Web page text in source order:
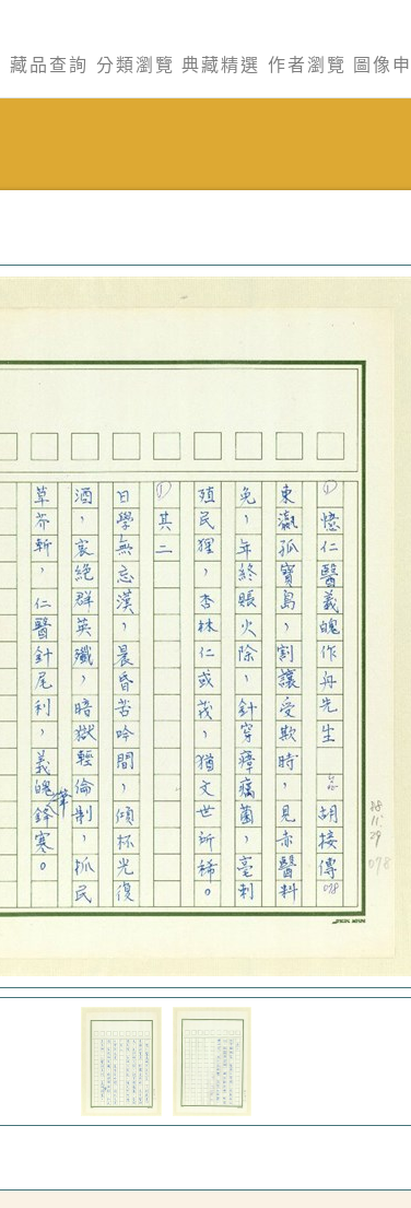
藏品查詢 分類瀏覽 典藏精選 作者瀏覽 圖像